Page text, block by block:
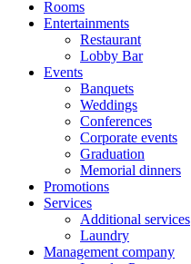
Rooms
Entertainments
Restaurant
Lobby Bar
Events
Banquets
Weddings
Conferences
Corporate events
Graduation
Memorial dinners
Promotions
Services
Additional services
Laundry
Management company